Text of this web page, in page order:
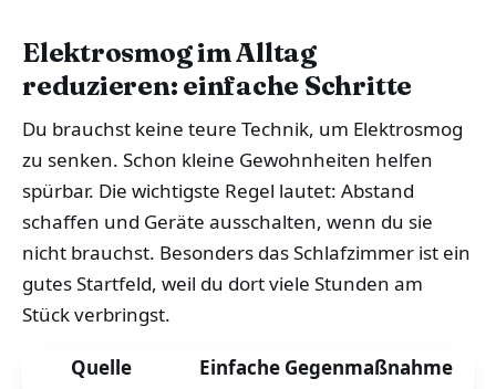
Elektrosmog im Alltag
reduzieren: einfache Schritte
Du brauchst keine teure Technik, um Elektrosmog
zu senken. Schon kleine Gewohnheiten helfen
spürbar. Die wichtigste Regel lautet: Abstand
schaffen und Geräte ausschalten, wenn du sie
nicht brauchst. Besonders das Schlafzimmer ist ein
gutes Startfeld, weil du dort viele Stunden am
Stück verbringst.
Quelle
Einfache Gegenmaßnahme